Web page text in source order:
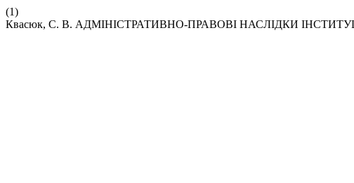
(1)
Квасюк, С. В. АДМІНІСТРАТИВНО-ПРАВОВІ НАСЛІДКИ